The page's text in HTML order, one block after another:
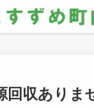
回収ありま